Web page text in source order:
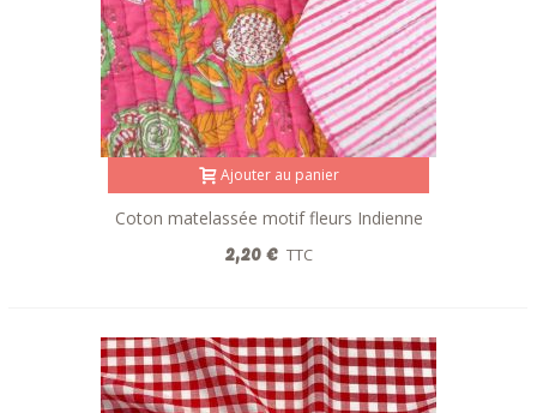
Ajouter au panier
Coton matelassée motif fleurs Indienne
fuchsia
2,20 € TTC